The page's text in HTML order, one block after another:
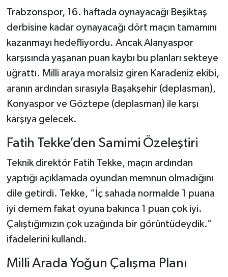
Trabzonspor, 16. haftada oynayacağı Beşiktaş
derbisine kadar oynayacağı dört maçın tamamını
kazanmayı hedefliyordu. Ancak Alanyaspor
karşısında yaşanan puan kaybı bu planları sekteye
uğrattı. Milli araya moralsiz giren Karadeniz ekibi,
aranın ardından sırasıyla Başakşehir (deplasman),
Konyaspor ve Göztepe (deplasman) ile karşı
karşıya gelecek.
Fatih Tekke’den Samimi Özeleştiri
Teknik direktör Fatih Tekke, maçın ardından
yaptığı açıklamada oyundan memnun olmadığını
dile getirdi. Tekke, “İç sahada normalde 1 puana
iyi demem fakat oyuna bakınca 1 puan çok iyi.
Çalıştığımızın çok uzağında bir görüntüdeydik.”
ifadelerini kullandı.
Milli Arada Yoğun Çalışma Planı
At Yarışı
Bisiklet
Boks
Güreş
Halter
Motor Sporları
Diğer Spor Dalları
Futbolcular